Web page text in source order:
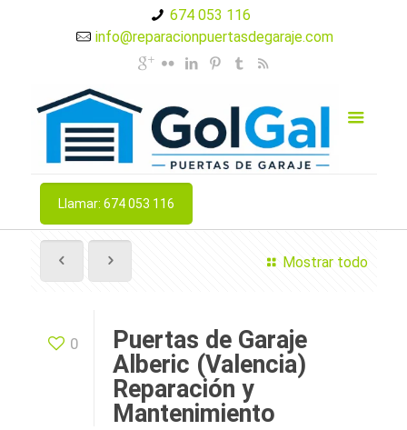
674 053 116
info@reparacionpuertasdegaraje.com
Llamar: 674 053 116
Mostrar todo
0
Puertas de Garaje
Alberic (Valencia)
Reparación y
Mantenimiento